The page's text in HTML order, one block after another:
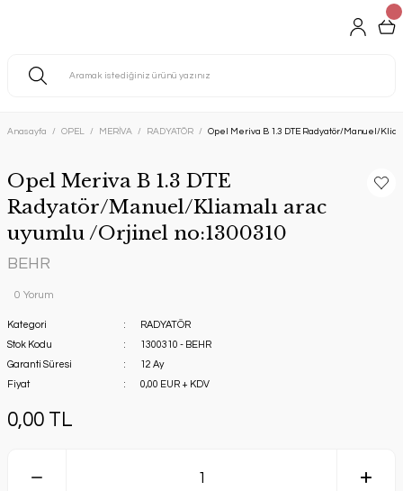
Anasayfa OPEL MERİVA RADYATÖR Opel Meriva B 1.3 DTE Radyatör/Manuel/
Opel Meriva B 1.3 DTE
Radyatör/Manuel/Kliamalı arac
uyumlu /Orjinel no:1300310
BEHR
0 Yorum
Kategori
RADYATÖR
Stok Kodu
1300310 - BEHR
Garanti Süresi
12 Ay
Fiyat
0,00 EUR + KDV
0,00 TL